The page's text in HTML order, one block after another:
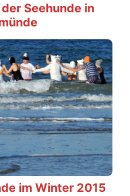
Seehunde in
im Winter 2015